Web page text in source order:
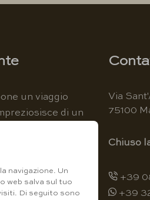
un viaggio
di un
Via
75100
Chiuso
+39
+39
navigazione. Un
web salva sul tuo
Di seguito sono